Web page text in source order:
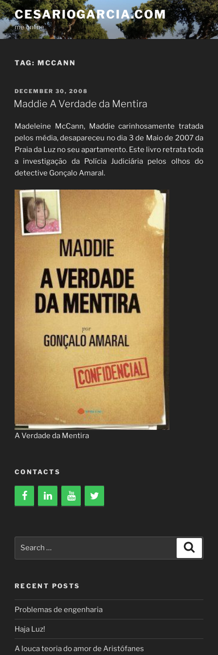
Skip
to
content
CESARIOGARCIA.COM
me online
TAG: MCCANN
POSTED
ON
DECEMBER 30, 2008
Maddie A Verdade da Mentira
Madeleine McCann, Maddie carinhosamente tratada
pelos média, desapareceu no dia 3 de Maio de 2007 da
Praia da Luz no seu apartamento. Este livro retrata toda
a investigação da Polícia Judiciária pelos olhos do
detective Gonçalo Amaral.
A Verdade da Mentira
CONTACTS
RECENT POSTS
Problemas de engenharia
Haja Luz!
A louca teoria do amor de Aristófanes